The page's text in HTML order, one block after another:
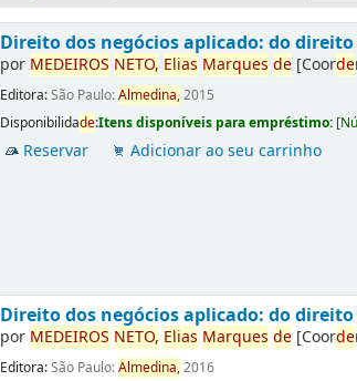
Direito dos negócios aplicado: do
por MEDEIROS NETO, Elias Marques de [Coorde
Editora:São Paulo:Almedina,2015
Disponibilidade:Itens disponíveis para empréstimo: [
Reservar Adicionar ao seu carrinho
Direito dos negócios aplicado: do
por MEDEIROS NETO, Elias Marques de [Coorde
Editora:São Paulo:Almedina,2016